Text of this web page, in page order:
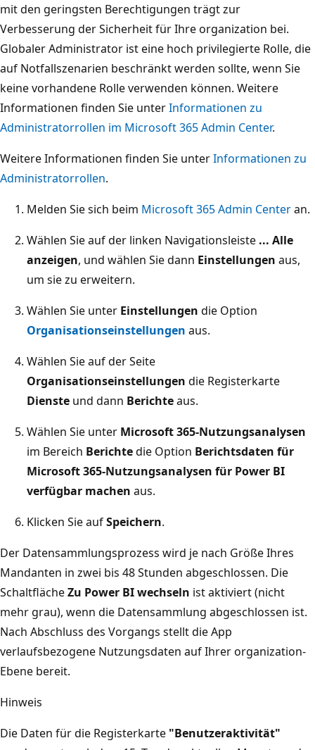
mit den geringsten Berechtigungen trägt zur
Verbesserung der Sicherheit für Ihre organization bei.
Globaler Administrator ist eine hoch privilegierte Rolle, die
auf Notfallszenarien beschränkt werden sollte, wenn Sie
keine vorhandene Rolle verwenden können. Weitere
Informationen finden Sie unterInformationen zu
Administratorrollen im Microsoft 365 Admin Center.
Weitere Informationen finden Sie unterInformationen zu
Administratorrollen.
Melden Sie sich beim Microsoft 365 Admin Centeran.
Wählen Sie auf der linken Navigationsleiste ... Alle
anzeigen, und wählen Sie dann Einstellungen aus,
um sie zu erweitern.
Wählen Sie unter Einstellungen die Option
Organisationseinstellungen aus.
Wählen Sie auf der Seite
Organisationseinstellungen die Registerkarte
Dienste und dann Berichteaus.
Wählen Sie unter Microsoft 365-Nutzungsanalysen
im Bereich Berichtedie Option Berichtsdaten für
Microsoft 365-Nutzungsanalysen für Power BI
verfügbar machen aus.
Klicken Sie aufSpeichern.
Der Datensammlungsprozess wird je nach Größe Ihres
Mandanten in zwei bis 48 Stunden abgeschlossen. Die
SchaltflächeZu Power BI wechseln ist aktiviert (nicht
mehr grau), wenn die Datensammlung abgeschlossen ist.
Nach Abschluss des Vorgangs stellt die App
verlaufsbezogene Nutzungsdaten auf Ihrer organization-
Ebene bereit.
Hinweis
Die Daten für die Registerkarte "Benutzeraktivität"